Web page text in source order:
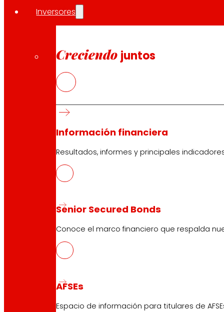
Inversores
Creciendo juntos
Información financiera
Resultados, informes y principales
Senior Secured Bonds
Conoce el marco financiero que respalda
AFSEs
Espacio de información para titulares de